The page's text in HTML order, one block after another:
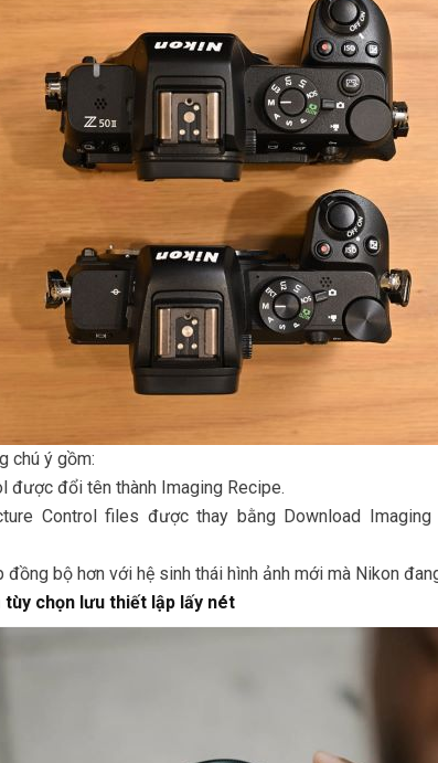
chú ý gồm:
được đổi tên thành Imaging Recipe.
Control files được thay bằng Download
bộ hơn với hệ sinh thái hình ảnh mới mà Nikon
tùy chọn lưu thiết lập lấy nét